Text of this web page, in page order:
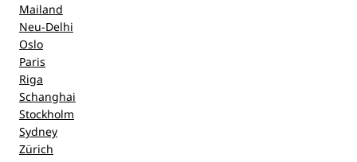
Mailand
Neu-Delhi
Oslo
Paris
Riga
Schanghai
Stockholm
Sydney
Zürich